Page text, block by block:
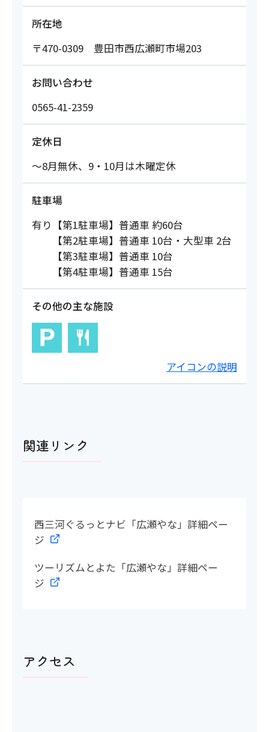
所在地
〒470-0309 豊田市西広瀬町市場203
お問い合わせ
0565-41-2359
定休日
～8月無休、9・10月は木曜定休
駐車場
有り【第1駐車場】普通車 約60台
【第2駐車場】普通車 10台・大型車 2台
【第3駐車場】普通車 10台
【第4駐車場】普通車 15台
その他の主な施設
アイコンの説明
関連リンク
西三河ぐるっとナビ「広瀬やな」詳細ペー
ジ
ツーリズムとよた「広瀬やな」詳細ペー
ジ
アクセス